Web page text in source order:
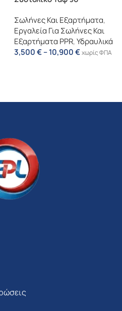
Σωλήνες Και Εξαρτήματα,
Εργαλεία Για Σωλήνες Και
Εξαρτήματα PPR,Υδραυλικά
3,500€–10,900€χωρίς ΦΠΑ